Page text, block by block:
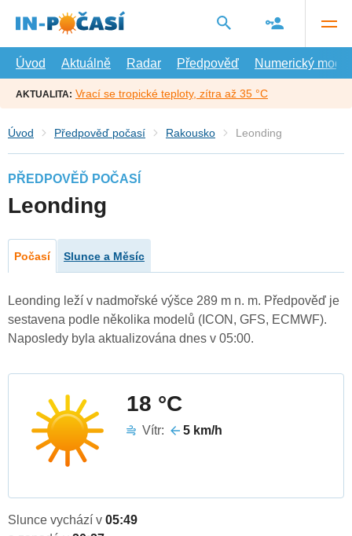
hlavní
Úvod
Aktuálně Radar Předpověď Numerický model
AKTUALITA: Vrací se tropické teploty, zítra až 35 °C
Úvod Předpověď počasí Rakousko Leonding
PŘEDPOVĚĎ POČASÍ
Leonding
Počasí Slunce a Měsíc
Leonding leží v nadmořské výšce 289 m n. m. Předpověď je
sestavena podle několika modelů (ICON, GFS, ECMWF).
Naposledy byla aktualizována dnes v 05:00.
18 °C
Vítr: 5 km/h
Slunce vychází v 05:49